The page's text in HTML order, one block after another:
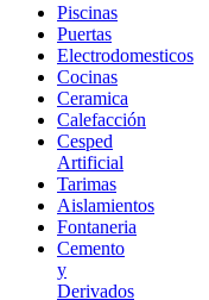
Piscinas
Puertas
Electrodomesticos
Cocinas
Ceramica
Calefacción
Cesped
Artificial
Tarimas
Aislamientos
Fontaneria
Cemento
y
Derivados